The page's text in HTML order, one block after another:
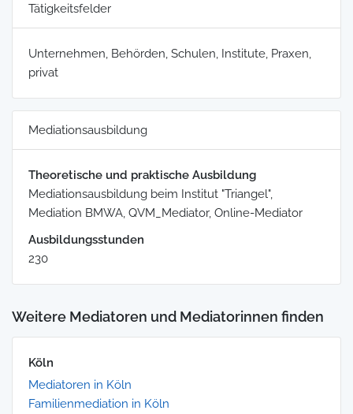
Tätigkeitsfelder
Unternehmen, Behörden, Schulen, Institute, Praxen,
privat
Mediationsausbildung
Theoretische und praktische Ausbildung
Mediationsausbildung beim Institut "Triangel",
Mediation BMWA, QVM_Mediator, Online-Mediator
Ausbildungsstunden
230
Weitere Mediatoren und Mediatorinnen finden
Köln
Mediatoren in Köln
Familienmediation in Köln